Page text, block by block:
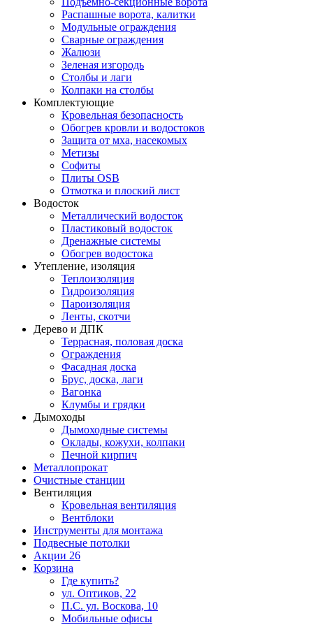
Распашные ворота, калитки
Модульные ограждения
Сварные ограждения
Жалюзи
Зеленая изгородь
Столбы и лаги
Колпаки на столбы
Комплектующие
Кровельная безопасность
Обогрев кровли и водостоков
Защита от мха, насекомых
Метизы
Софиты
Плиты OSB
Отмотка и плоский лист
Водосток
Металлический водосток
Пластиковый водосток
Дренажные системы
Обогрев водостока
Утепление, изоляция
Теплоизоляция
Гидроизоляция
Пароизоляция
Ленты, скотчи
Дерево и ДПК
Террасная, половая доска
Ограждения
Фасадная доска
Брус, доска, лаги
Вагонка
Клумбы и грядки
Дымоходы
Дымоходные системы
Оклады, кожухи, колпаки
Печной кирпич
Металлопрокат
Очистные станции
Вентиляция
Кровельная вентиляция
Вентблоки
Инструменты для монтажа
Подвесные потолки
Акции 26
Корзина
Где купить?
ул. Оптиков, 22
П.С. ул. Воскова, 10
Мобильные офисы